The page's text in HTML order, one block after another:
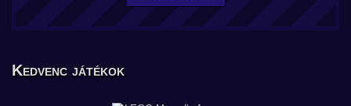
Kedvenc játékok